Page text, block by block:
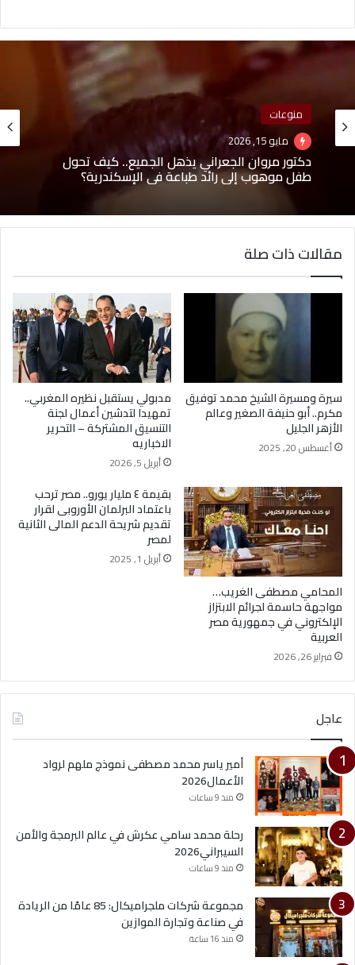
منوعات
مايو 15, 2026
دكتور مروان الجعراني يذهل الجميع.. كيف تحول
طفل موهوب إلى رائد طباعة في الإسكندرية؟
مقالات ذات صلة
سيرة ومسيرة الشيخ محمد توفيق
مكرم.. أبو حنيفة الصغير وعالم
الأزهر الجليل
أغسطس 20, 2025
مدبولي يستقبل نظيره المغربي..
تمهيدا لتدشين أعمال لجنة
التنسيق المشتركة – التحرير
الاخباريه
أبريل 5, 2026
المحامي مصطفى الغريب…
مواجهة حاسمة لجرائم الابتزاز
الإلكتروني في جمهورية مصر
العربية
فبراير 26, 2026
بقيمة ٤ مليار يورو.. مصر ترحب
باعتماد البرلمان الأوروبى لقرار
تقديم شريحة الدعم المالى الثانية
لمصر
أبريل 1, 2025
عاجل
أمير ياسر محمد مصطفى نموذج ملهم لرواد
الأعمال2026
منذ 9 ساعات
رحلة محمد سامي عكرش في عالم البرمجة والأمن
السيبراني2026
منذ 9 ساعات
مجموعة شركات ملجراميكال: 85 عامًا من الريادة
في صناعة وتجارة الموازين
منذ 16 ساعة